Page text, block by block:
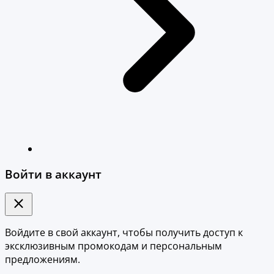
Войти в аккаунт
Войдите в свой аккаунт, чтобы получить доступ к
эксклюзивным промокодам и персональным
предложениям.